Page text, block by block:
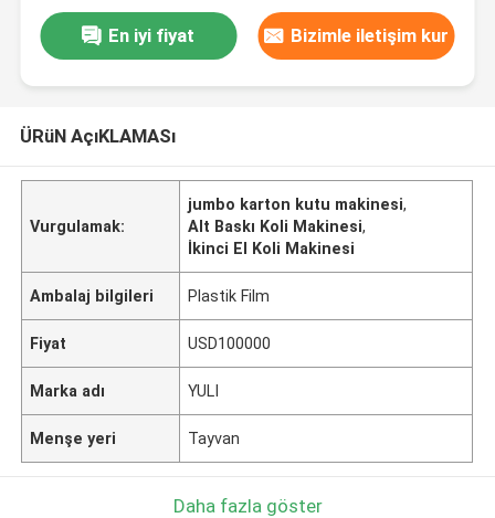
En iyi fiyat Bizimle iletişim kur
ÜRüN AçıKLAMASı
Vurgulamak:
jumbo karton kutu makinesi,
Alt Baskı Koli Makinesi,
İkinci El Koli Makinesi
Ambalaj bilgileri Plastik Film
Fiyat USD100000
Marka adı YULI
Menşe yeri Tayvan
Daha fazla göster